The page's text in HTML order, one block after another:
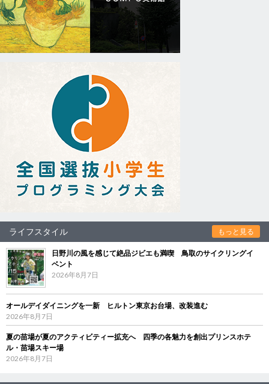
ライフスタイル もっと見る
日野川の風を感じて絶品ジビエも満喫 鳥取のサイクリングイ
ベント
2026年8月7日
オールデイダイニングを一新 ヒルトン東京お台場、改装進む
2026年8月7日
夏の苗場が夏のアクティビティー拡充へ 四季の各魅力を創出プリンスホテ
ル・苗場スキー場
2026年8月7日